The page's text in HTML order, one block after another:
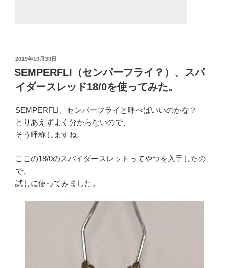
投
稿
日:
2019年10月30日
SEMPERFLI（センパーフライ？）、スパ
イダースレッド18/0を使ってみた。
SEMPERFLI、センパーフライと呼べばいいのかな？
とりあえずよく分からないので、
そう呼称しますね。
ここの18/0のスパイダースレッドってやつを入手したの
で、
試しに使ってみました。